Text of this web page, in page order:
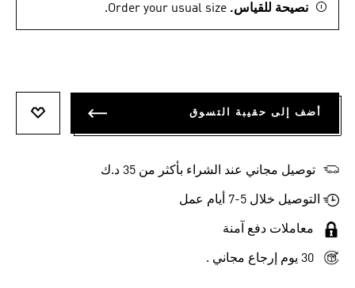
نصيحة للقياس. Order your usual size.
أضف إلى حقيبة التسوق
توصيل مجاني عند الشراء بأكثر من 35 د.ك
التوصيل خلال 5-7 أيام عمل
معاملات دفع آمنة